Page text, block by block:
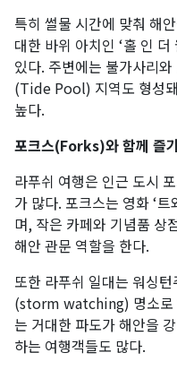
특히 썰물 시간에 맞춰 해
대한 바위 아치인 ‘홀 인
있다. 주변에는 불가사리
(Tide Pool) 지역도 형성
높다.
포크스(Forks)와 함께 즐
라푸쉬 여행은 인근 도시
가 많다. 포크스는 영화 ‘
며, 작은 카페와 기념품 상
해안 관문 역할을 한다.
또한 라푸쉬 일대는 워싱
(storm watching) 명소로
는 거대한 파도가 해안을
하는 여행객들도 많다.